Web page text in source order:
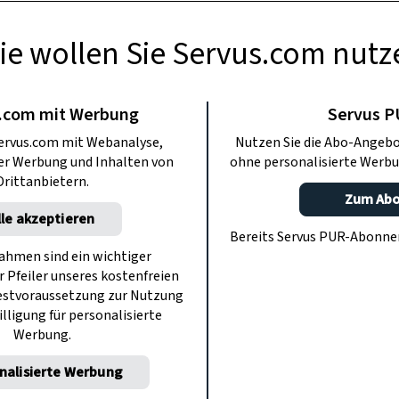
3 Sorten, die
passen
den Brautstrauß achten und worauf
sollte.
wollen Sie Servus.com
mit Werbung
mit Webanalyse,
Werbung und Inhalten von
akzeptieren
sind ein wichtiger
unseres kostenfreien
zur Nutzung
für personalisierte
Werbung.
Werbung
Servus
Nutzen Sie die Abo-
ohne personalisierte
Zum
Bereits Servus PUR-